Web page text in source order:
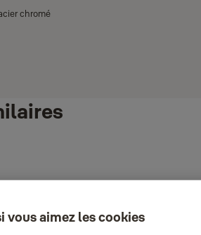
chromé
vous aimez les cookies